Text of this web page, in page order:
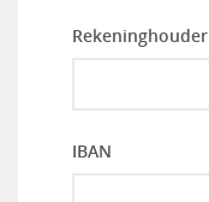
Rekeninghouder
IBAN